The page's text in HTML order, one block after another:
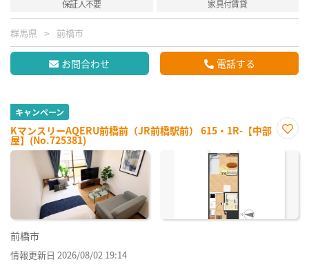
保証人不要
家具付賃貸
群馬県 前橋市
お問合わせ 電話する
キャンペーン
KマンスリーAQERU前橋前（JR前橋駅前） 615・1R-【中部
屋】(No.725381)
に入
前橋市
情報更新日 2026/08/02 19:14